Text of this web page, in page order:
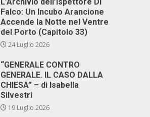
Falco: Un Incubo Arancione
Accende la Notte nel Ventre
del Porto (Capitolo 33)
24 Luglio 2026
“GENERALE CONTRO
GENERALE. IL CASO DALLA
CHIESA” – di Isabella
Silvestri
19 Luglio 2026